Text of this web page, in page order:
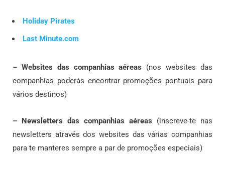
Holiday Pirates
Last Minute.com
– Websites das companhias aéreas (nos websites das
companhias poderás encontrar promoções pontuais para
vários destinos)
– Newsletters das companhias aéreas (inscreve-te nas
newsletters através dos websites das várias companhias
para te manteres sempre a par de promoções especiais)